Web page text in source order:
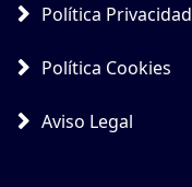
Política Privacidad
Política Cookies
Aviso Legal